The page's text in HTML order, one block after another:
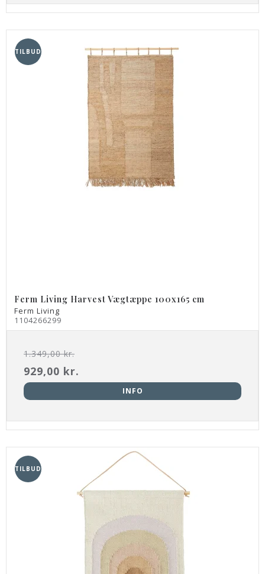
TILBUD
Ferm Living Harvest Vægtæppe 100x165 cm
Ferm Living
1104266299
1.349,00 kr.
929,00 kr.
INFO
TILBUD